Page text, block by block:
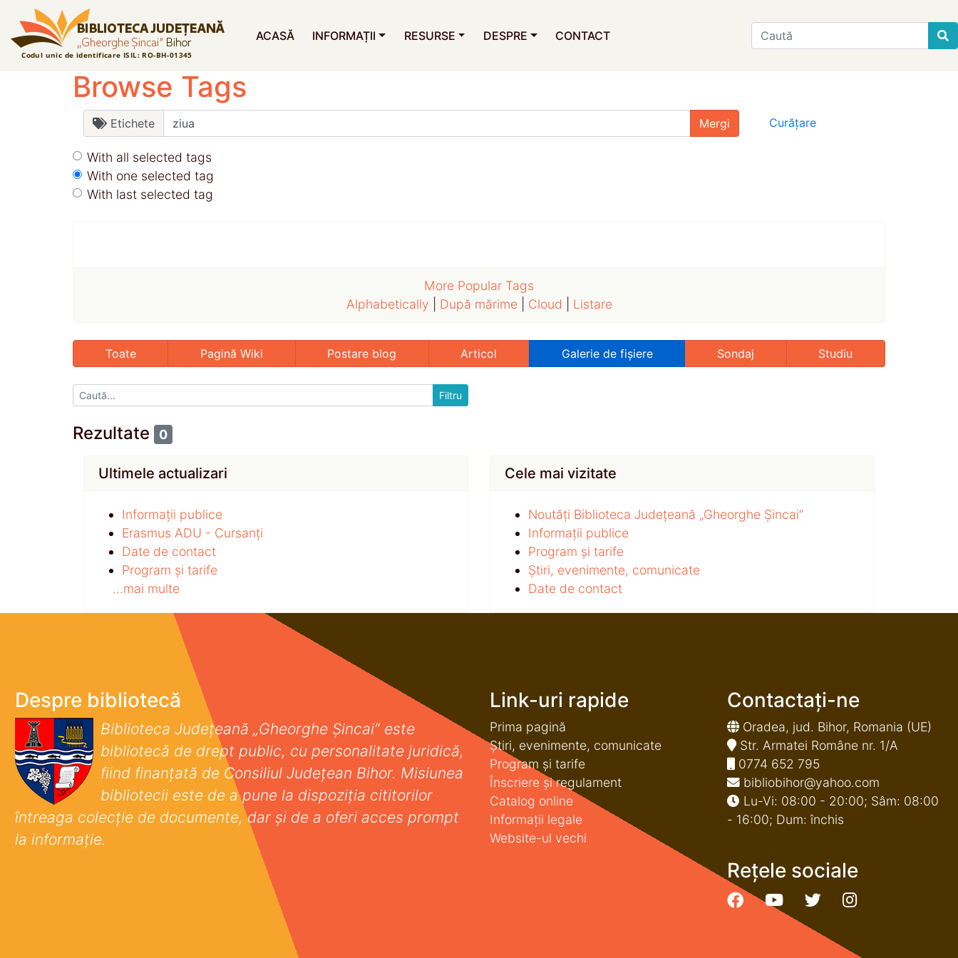
ACASĂ INFORMAȚII RESURSE DESPRE CONTACT
Find
Browse Tags
Etichete Curățare
With all selected tags
With one selected tag
With last selected tag
More Popular Tags
Alphabetically
După mărime| Cloud Listare
Toate Pagină Wiki Postare blog Articol Galerie de fișiere Sondaj Studiu
Rezultate 0
Ultimele actualizari
Informații publice
Erasmus ADU - Cursanți
Date de contact
Program și tarife
...mai multe
Cele mai vizitate
Noutăți Biblioteca Județeană „Gheorghe Șincai”
Informații publice
Program și tarife
Știri, evenimente, comunicate
Date de contact
Despre bibliotecă
Biblioteca Județeană „Gheorghe Șincai” este
bibliotecă de drept public, cu personalitate juridică,
fiind finanţată de Consiliul Judeţean Bihor. Misiunea
bibliotecii este de a pune la dispoziţia cititorilor
întreaga colecţie de documente, dar şi de a oferi acces prompt
la informaţie.
Link-uri rapide
Prima pagină
Știri, evenimente, comunicate
Program și tarife
Înscriere și regulament
Catalog online
Informații legale
Website-ul vechi
Contactați-ne
Oradea, jud. Bihor, Romania (UE)
Str. Armatei Române nr. 1/A
0774 652 795
bibliobihor@yahoo.com
Lu-Vi: 08:00 - 20:00; Sâm: 08:00
- 16:00; Dum: închis
Rețele sociale